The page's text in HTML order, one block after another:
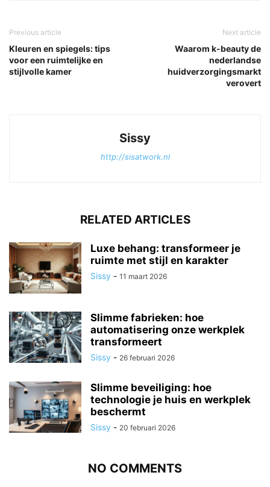
Previous article
Kleuren en spiegels: tips
voor een ruimtelijke en
stijlvolle kamer
Next article
Waarom k-beauty de
nederlandse
huidverzorgingsmarkt
verovert
Sissy
http://sisatwork.nl
RELATED ARTICLES
Luxe behang: transformeer je
ruimte met stijl en karakter
Sissy - 11 maart 2026
Slimme fabrieken: hoe
automatisering onze werkplek
transformeert
Sissy - 26 februari 2026
Slimme beveiliging: hoe
technologie je huis en werkplek
beschermt
Sissy - 20 februari 2026
NO COMMENTS